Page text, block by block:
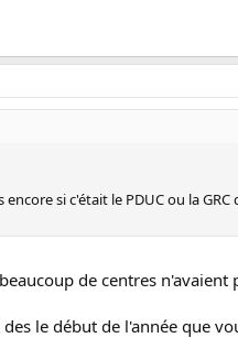
si c'était le PDUC ou la
de centres n'avaient
le début de l'année que